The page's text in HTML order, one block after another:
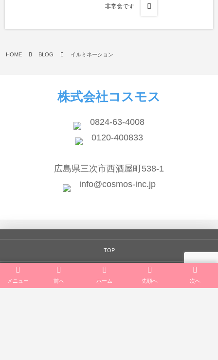
非常食です
HOME BLOG イルミネーション
株式会社コスモス
0824-63-4008
0120-400833
広島県三次市西酒屋町538-1
info@cosmos-inc.jp
TOP
会社案内
メニュー 前へ ホーム 先頭へ 次へ